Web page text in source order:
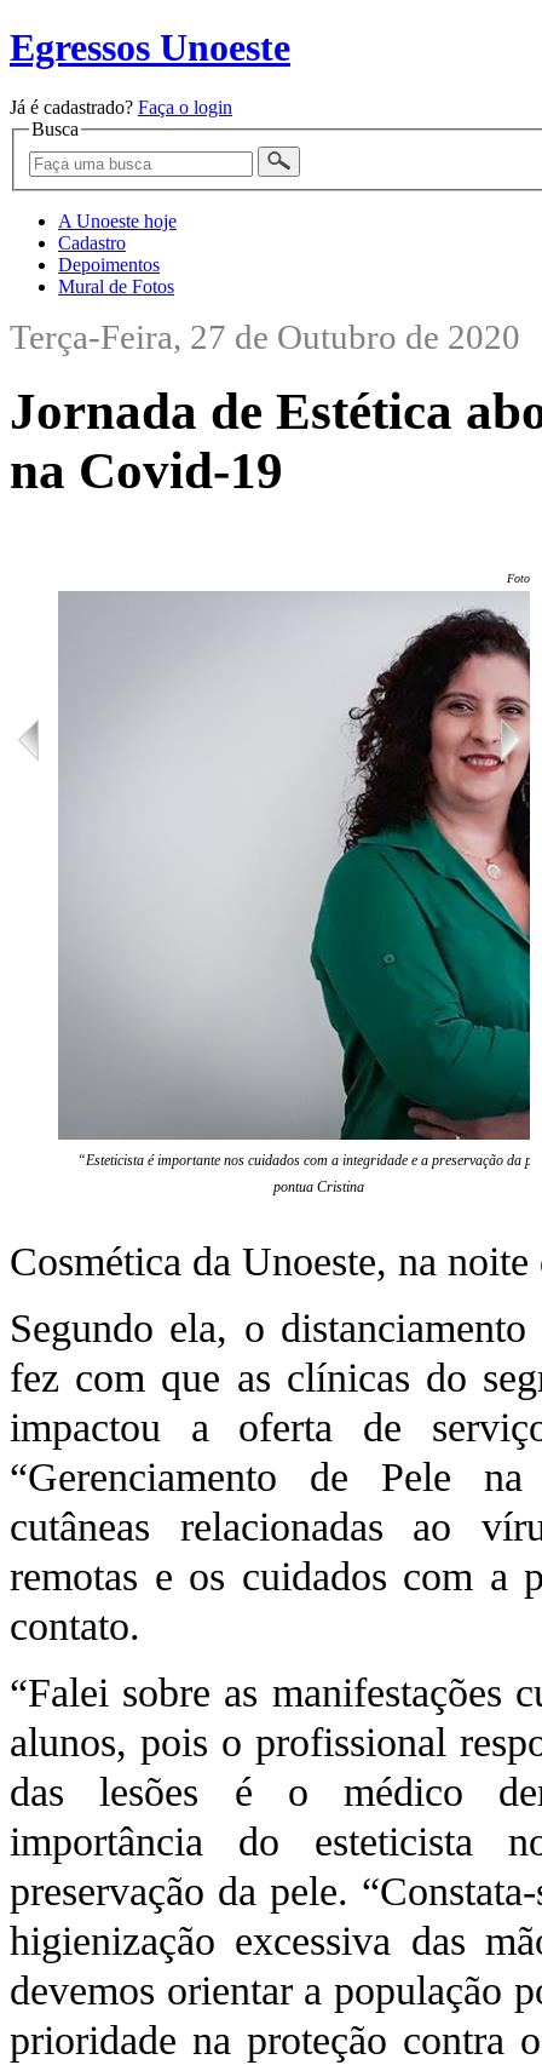
Egressos Unoeste
Já é cadastrado? Faça o login
Busca
A Unoeste hoje
Cadastro
Depoimentos
Mural de Fotos
Terça-Feira, 27 de Outubro de 2020
Jornada de Estética
na Covid-19
Foto:
“Esteticista é importante nos cuidados com a integridade e a preservação da
pontua Cristina
Cosmética da Unoeste, na
Segundo ela, o
fez com que as clínicas do
impactou a oferta de
“Gerenciamento de Pele na
cutâneas relacionadas ao
remotas e os cuidados com a
contato.
“Falei sobre as manifestações
alunos, pois o profissional
das lesões é o médico
importância do esteticista
preservação da pele.
higienização excessiva das
devemos orientar a população
prioridade na proteção contra